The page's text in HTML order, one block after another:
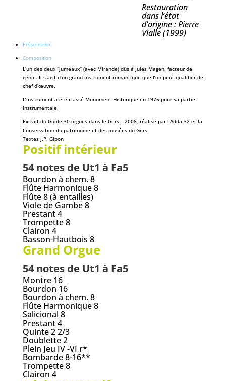
Restauration
dans l’état
d’origine : Pierre
Vialle (1999)
Présentation
Composition
L’un des deux “jumeaux” (avec Mirande) dûs à Jules Magen, facteur de
génie. Il s’agit d’un grand instrument romantique que l’on peut qualifier de
chef d’œuvre.
L’instrument a été classé Monument Historique en 1975 pour sa partie
instrumentale.
Extrait du Guide 30 orgues dans le Gers – 2008, réalisé par l’Adda 32 et la
Conservation du patrimoine et des musées du Gers.
Textes J.P. Gipon
Positif intérieur
54 notes de Ut1 à Fa5
Bourdon à chem. 8
Flûte Harmonique 8
Flûte 8 (à entailles)
Viole de Gambe 8
Prestant 4
Trompette 8
Clairon 4
Basson-Hautbois 8
Grand Orgue
54 notes de Ut1 à Fa5
Montre 16
Bourdon 16
Bourdon à chem. 8
Flûte Harmonique 8
Salicional 8
Prestant 4
Quinte 2 2/3
Doublette 2
Plein Jeu IV -VI r*
Bombarde 8-16**
Trompette 8
Clairon 4